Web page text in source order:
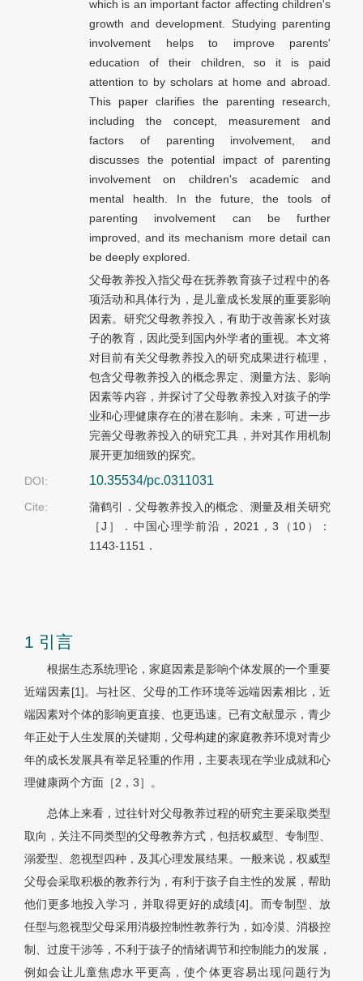
which is an important factor affecting children's
growth and development. Studying parenting
involvement helps to improve parents'
education of their children, so it is paid
attention to by scholars at home and abroad.
This paper clarifies the parenting research,
including the concept, measurement and
factors of parenting involvement, and
discusses the potential impact of parenting
involvement on children's academic and
mental health. In the future, the tools of
parenting involvement can be further
improved, and its mechanism more detail can
be deeply explored.
父母教养投入指父母在抚养教育孩子过程中的各
项活动和具体行为，是儿童成长发展的重要影响
因素。研究父母教养投入，有助于改善家长对孩
子的教育，因此受到国内外学者的重视。本文将
对目前有关父母教养投入的研究成果进行梳理，
包含父母教养投入的概念界定、测量方法、影响
因素等内容，并探讨了父母教养投入对孩子的学
业和心理健康存在的潜在影响。未来，可进一步
完善父母教养投入的研究工具，并对其作用机制
展开更加细致的探究。
DOI:
10.35534/pc.0311031
Cite:
蒲鹤引．父母教养投入的概念、测量及相关研究
［J］．中国心理学前沿，2021，3（10）：
1143-1151．
1 引言
根据生态系统理论，家庭因素是影响个体发展的一个重要
近端因素[1]。与社区、父母的工作环境等远端因素相比，近
端因素对个体的影响更直接、也更迅速。已有文献显示，青少
年正处于人生发展的关键期，父母构建的家庭教养环境对青少
年的成长发展具有举足轻重的作用，主要表现在学业成就和心
理健康两个方面［2，3］。
总体上来看，过往针对父母教养过程的研究主要采取类型
取向，关注不同类型的父母教养方式，包括权威型、专制型、
溺爱型、忽视型四种，及其心理发展结果。一般来说，权威型
父母会采取积极的教养行为，有利于孩子自主性的发展，帮助
他们更多地投入学习，并取得更好的成绩[4]。而专制型、放
任型与忽视型父母采用消极控制性教养行为，如冷漠、消极控
制、过度干涉等，不利于孩子的情绪调节和控制能力的发展，
例如会让儿童焦虑水平更高，使个体更容易出现问题行为